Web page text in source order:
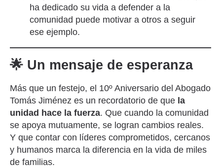
ha dedicado su vida a defender a la
comunidad puede motivar a otros a seguir
ese ejemplo.
🌟 Un mensaje de esperanza
Más que un festejo, el 10º Aniversario del Abogado
Tomás Jiménez es un recordatorio de que la
unidad hace la fuerza. Que cuando la comunidad
se apoya mutuamente, se logran cambios reales.
Y que contar con líderes comprometidos, cercanos
y humanos marca la diferencia en la vida de miles
de familias.